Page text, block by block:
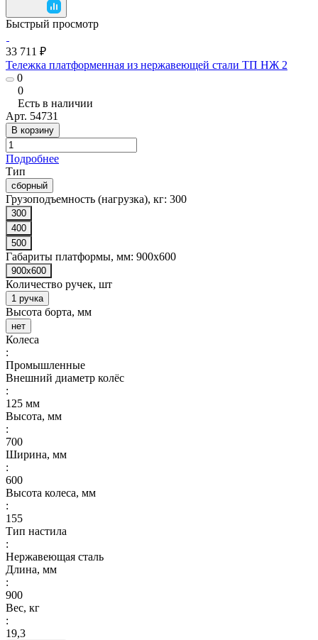
Быстрый просмотр
33 711 ₽
Тележка платформенная из нержавеющей стали ТП НЖ 2
0
0
Есть в наличии
Арт. 54731
В корзину
Подробнее
Тип
сборный
Грузоподъемность (нагрузка), кг: 300
300
400
500
Габариты платформы, мм: 900x600
900x600
Количество ручек, шт
1 ручка
Высота борта, мм
нет
Колеса
:
Промышленные
Внешний диаметр колёс
:
125 мм
Высота, мм
:
700
Ширина, мм
:
600
Высота колеса, мм
:
155
Тип настила
:
Нержавеющая сталь
Длина, мм
:
900
Вес, кг
:
19,3